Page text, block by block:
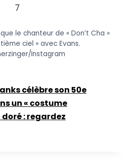
7
le chanteur de « Don’t Cha »
ciel » avec Evans.
Instagram
célèbre son 50e
un « costume
: regardez